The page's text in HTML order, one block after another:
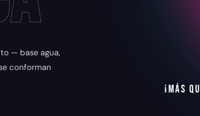
— base agua,
conforman
¡MÁS QU